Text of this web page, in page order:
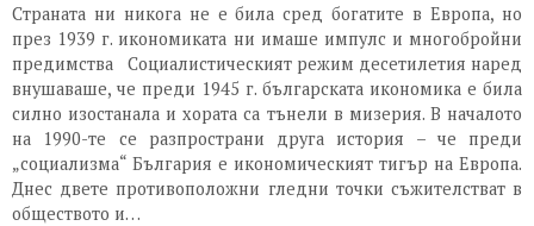
Страната ни никога не е била сред богатите в Европа, но
през 1939 г. икономиката ни имаше импулс и многобройни
предимства Социалистическият режим десетилетия наред
внушаваше, че преди 1945 г. българската икономика е била
силно изостанала и хората са тънели в мизерия. В началото
на 1990-те се разпространи друга история – че преди
„социализма“ България е икономическият тигър на Европа.
Днес двете противоположни гледни точки съжителстват в
обществото и…